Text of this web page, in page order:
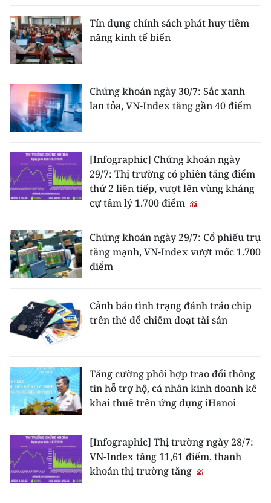
Tín dụng chính sách phát huy tiềm
năng kinh tế biển
Chứng khoán ngày 30/7: Sắc xanh
lan tỏa, VN-Index tăng gần 40 điểm
[Infographic] Chứng khoán ngày
29/7: Thị trường có phiên tăng điểm
thứ 2 liên tiếp, vượt lên vùng kháng
cự tâm lý 1.700 điểm
Chứng khoán ngày 29/7: Cổ phiếu trụ
tăng mạnh, VN-Index vượt mốc 1.700
điểm
Cảnh báo tình trạng đánh tráo chip
trên thẻ để chiếm đoạt tài sản
Tăng cường phối hợp trao đổi thông
tin hỗ trợ hộ, cá nhân kinh doanh kê
khai thuế trên ứng dụng iHanoi
[Infographic] Thị trường ngày 28/7:
VN-Index tăng 11,61 điểm, thanh
khoản thị trường tăng